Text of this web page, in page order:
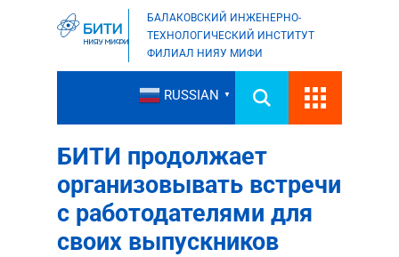
БАЛАКОВСКИЙ ИНЖЕНЕРНО-
ТЕХНОЛОГИЧЕСКИЙ ИНСТИТУТ
ФИЛИАЛ НИЯУ МИФИ
RUSSIAN ▼
БИТИ продолжает
организовывать встречи
с работодателями для
своих выпускников